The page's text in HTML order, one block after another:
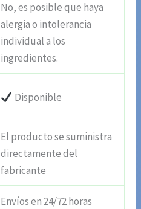
No, es posible que haya
alergia o intolerancia
individual a los
ingredientes.
Disponible
El producto se suministra
directamente del
fabricante
Envíos en 24/72 horas